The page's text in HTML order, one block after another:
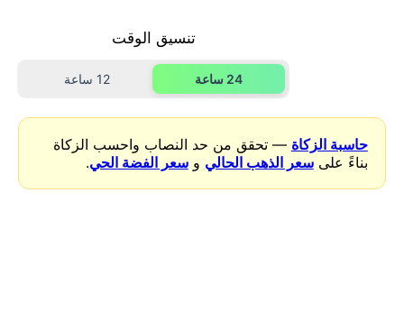
تنسيق الوقت
24 ساعة 12 ساعة
حاسبة الزكاة — تحقق من حد النصاب واحسب الزكاة
بناءً علىسعر الذهب الحالي وسعر الفضة الحي.